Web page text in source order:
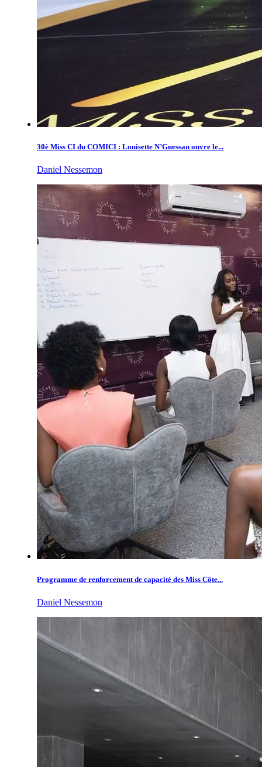
30è Miss CI du COMICI : Louisette N’Guessan ouvre le...
Daniel Nessemon
Programme de renforcement de capacité des Miss Côte...
Daniel Nessemon